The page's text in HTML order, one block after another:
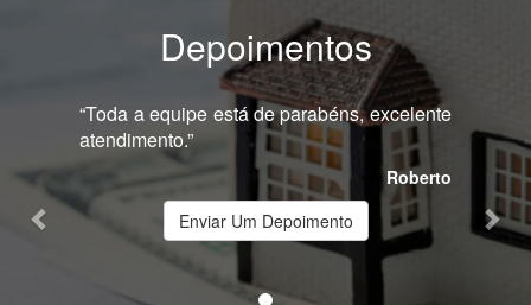
Depoimentos
“Toda a equipe está de parabéns, excelente
atendimento.”
Roberto
Enviar Um Depoimento